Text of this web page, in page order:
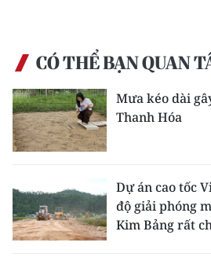
ESPAÑOL
한국어
CÓ THỂ BẠN QUAN
Mưa kéo dài
Thanh Hóa
Dự án cao tốc
độ giải phóng
Kim Bảng rất